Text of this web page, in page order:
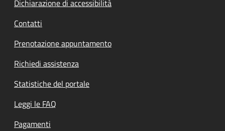
Dichiarazione di accessibilità
Contatti
Prenotazione appuntamento
Richiedi assistenza
Statistiche del portale
Leggi le FAQ
Pagamenti